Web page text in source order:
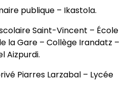
publique – Ikastola.
Saint-Vincent – École
la Gare – Collège Irandatz –
Aizpurdi.
Piarres Larzabal – Lycée